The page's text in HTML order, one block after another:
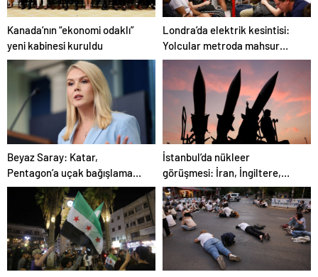
Kanada’nın “ekonomi odaklı”
yeni kabinesi kuruldu
Londra’da elektrik kesintisi:
Yolcular metroda mahsur
kaldı
Beyaz Saray: Katar,
Pentagon’a uçak bağışlamayı
teklif etti
İstanbul’da nükleer
görüşmesi: İran, İngiltere,
Fransa ve Almanya buluşacak